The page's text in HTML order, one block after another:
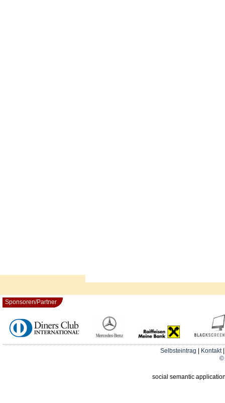
Sponsoren/Partner
Selbsteintrag Kontakt
©
social semantic